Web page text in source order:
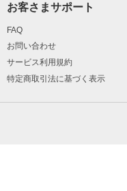
お客さまサポート
FAQ
お問い合わせ
サービス利用規約
特定商取引法に基づく表示